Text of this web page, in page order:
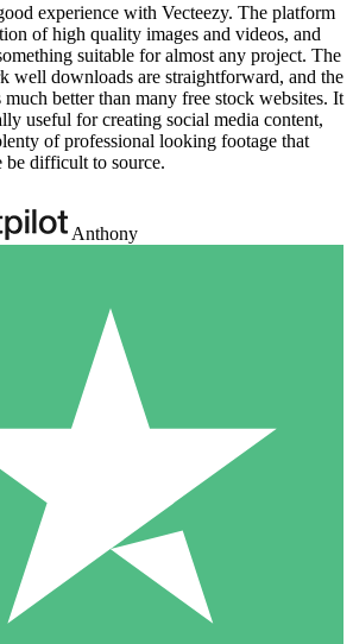
experience with Vecteezy. The platform
of high quality images and videos, and
suitable for almost any project. The
well downloads are straightforward, and the
better than many free stock websites. It
useful for creating social media content,
of professional looking footage that
difficult to source.
Anthony